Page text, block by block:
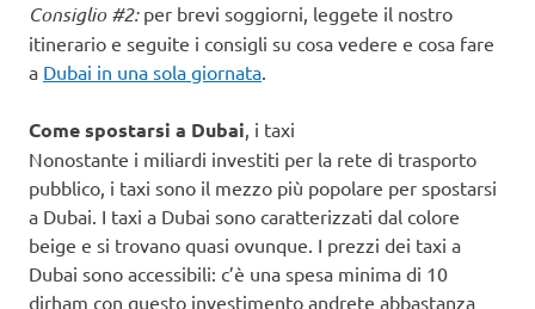
Consiglio #2: per brevi soggiorni, leggete il nostro
itinerario e seguite i consigli su cosa vedere e cosa fare
a Dubai in una sola giornata.
Come spostarsi a Dubai, i taxi
Nonostante i miliardi investiti per la rete di trasporto
pubblico, i taxi sono il mezzo più popolare per spostarsi
a Dubai. I taxi a Dubai sono caratterizzati dal colore
beige e si trovano quasi ovunque. I prezzi dei taxi a
Dubai sono accessibili: c’è una spesa minima di 10
dirham con questo investimento andrete abbastanza